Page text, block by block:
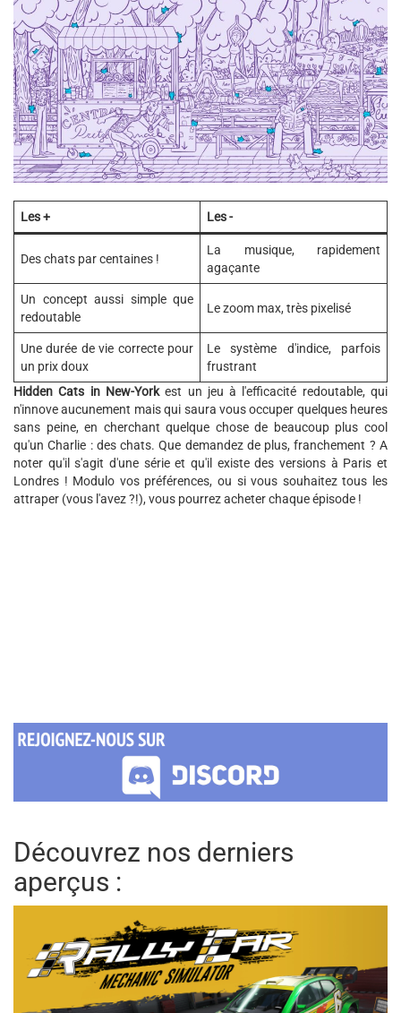
Les + Les -
Des chats par centaines !
La musique, rapidement
agaçante
Un concept aussi simple que
redoutable
Le zoom max, très pixelisé
Une durée de vie correcte pour
un prix doux
Le système d'indice, parfois
frustrant
Hidden Cats in New-Yorkest un jeu à l'efficacité redoutable, qui
n'innove aucunement mais qui saura vous occuper quelques heures
sans peine, en cherchant quelque chose de beaucoup plus cool
qu'un Charlie : des chats. Que demandez de plus, franchement ? A
noter qu'il s'agit d'une série et qu'il existe des versions à Paris et
Londres ! Modulo vos préférences, ou si vous souhaitez tous les
attraper (vous l'avez ?!), vous pourrez acheter chaque épisode !
Découvrez nos derniers
aperçus :